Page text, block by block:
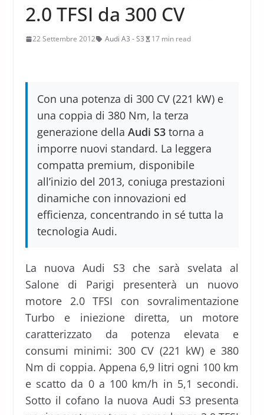
2.0 TFSI da 300 CV
22 Settembre 2012 Audi A3 - S3 17 min read
Con una potenza di 300 CV (221 kW) e
una coppia di 380 Nm, la terza
generazione della Audi S3torna a
imporre nuovi standard. La leggera
compatta premium, disponibile
all’inizio del 2013, coniuga prestazioni
dinamiche con innovazioni ed
efficienza, concentrando in sé tutta la
tecnologia Audi.
La nuova Audi S3 che sarà svelata al
Salone di Parigi presenterà un nuovo
motore 2.0 TFSI con sovralimentazione
Turbo e iniezione diretta, un motore
caratterizzato da potenza elevata e
consumi minimi: 300 CV (221 kW) e 380
Nm di coppia. Appena 6,9 litri ogni 100 km
e scatto da 0 a 100 km/h in 5,1 secondi.
Sotto il cofano la nuova Audi S3 presenta